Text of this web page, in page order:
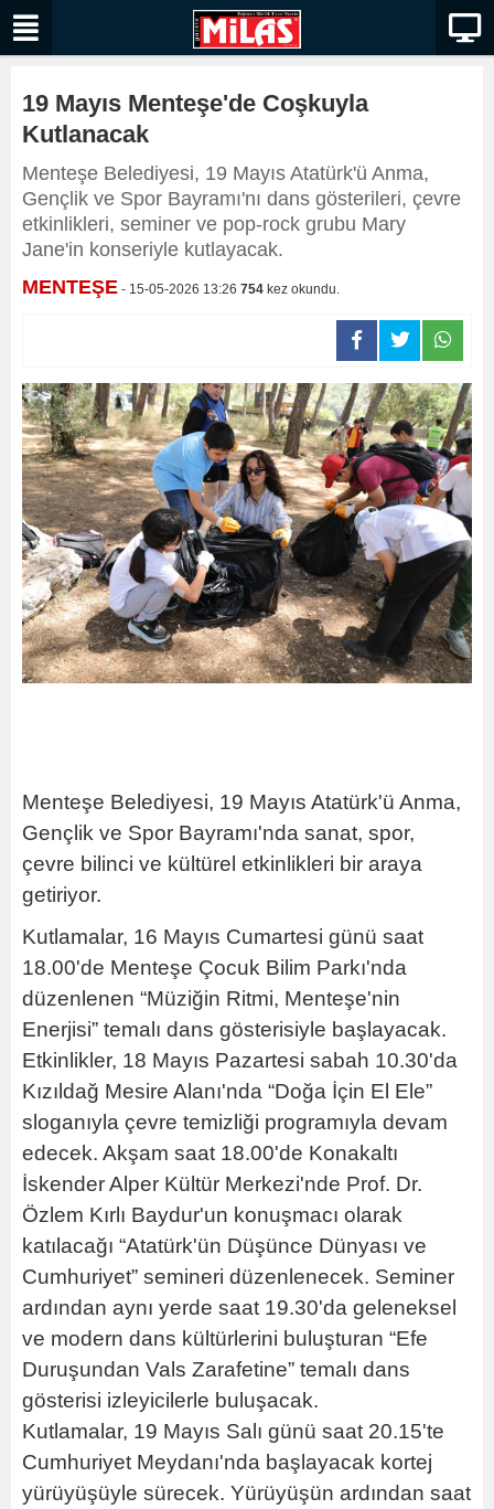
19 Mayıs Menteşe'de Coşkuyla
Kutlanacak
Menteşe Belediyesi, 19 Mayıs Atatürk'ü Anma,
Gençlik ve Spor Bayramı'nı dans gösterileri, çevre
etkinlikleri, seminer ve pop-rock grubu Mary
Jane'in konseriyle kutlayacak.
MENTEŞE - 15-05-2026 13:26 754 kez okundu.
Menteşe Belediyesi, 19 Mayıs Atatürk'ü Anma,
Gençlik ve Spor Bayramı'nda sanat, spor,
çevre bilinci ve kültürel etkinlikleri bir araya
getiriyor.
Kutlamalar, 16 Mayıs Cumartesi günü saat
18.00'de Menteşe Çocuk Bilim Parkı'nda
düzenlenen “Müziğin Ritmi, Menteşe'nin
Enerjisi” temalı dans gösterisiyle başlayacak.
Etkinlikler, 18 Mayıs Pazartesi sabah 10.30'da
Kızıldağ Mesire Alanı'nda “Doğa İçin El Ele”
sloganıyla çevre temizliği programıyla devam
edecek. Akşam saat 18.00'de Konakaltı
İskender Alper Kültür Merkezi'nde Prof. Dr.
Özlem Kırlı Baydur'un konuşmacı olarak
katılacağı “Atatürk'ün Düşünce Dünyası ve
Cumhuriyet” semineri düzenlenecek. Seminer
ardından aynı yerde saat 19.30'da geleneksel
ve modern dans kültürlerini buluşturan “Efe
Duruşundan Vals Zarafetine” temalı dans
gösterisi izleyicilerle buluşacak.
Kutlamalar, 19 Mayıs Salı günü saat 20.15'te
Cumhuriyet Meydanı'nda başlayacak kortej
yürüyüşüyle sürecek. Yürüyüşün ardından saat